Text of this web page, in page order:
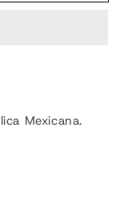
Mexicana.